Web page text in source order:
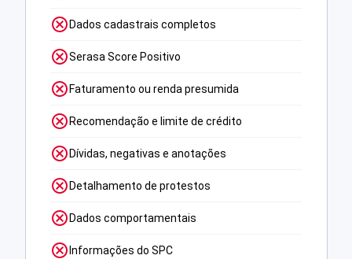
Dados cadastrais completos
Serasa Score Positivo
Faturamento ou renda presumida
Recomendação e limite de crédito
Dívidas, negativas e anotações
Detalhamento de protestos
Dados comportamentais
Informações do SPC